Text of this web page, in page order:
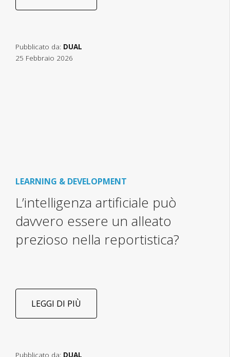
Pubblicato da: DUAL
25 Febbraio 2026
LEARNING & DEVELOPMENT
L’intelligenza artificiale può
davvero essere un alleato
prezioso nella reportistica?
LEGGI DI PIÙ
Pubblicato da: DUAL